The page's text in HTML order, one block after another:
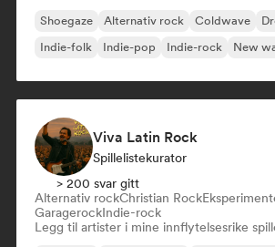
Shoegaze Alternativ rock Coldwave
Indie-folk
Indie-pop Indie-rock New
Viva Latin Rock
Spillelistekurator
> 200 svar gitt
Alternativ rockChristian Rock
GaragerockIndie-rock
Legg til artister i mine innflytelsesrike